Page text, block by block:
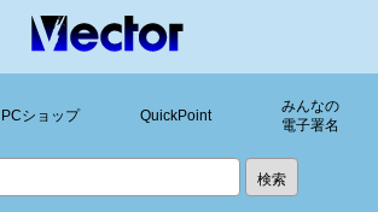
PCショップ QuickPoint
みんなの
電子署名